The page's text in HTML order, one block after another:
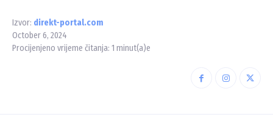
Izvor: direkt-portal.com
October 6, 2024
Procijenjeno vrijeme čitanja: 1 minut(a)e